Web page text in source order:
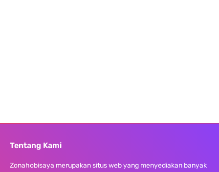
Tentang Kami
Zonahobisaya merupakan situs web yang menyediakan banyak